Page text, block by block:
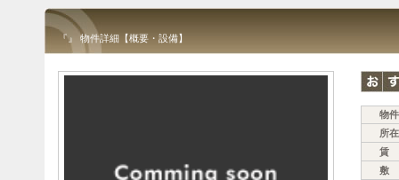
『』 物件詳細【概要・設備】
物
所
賃
敷